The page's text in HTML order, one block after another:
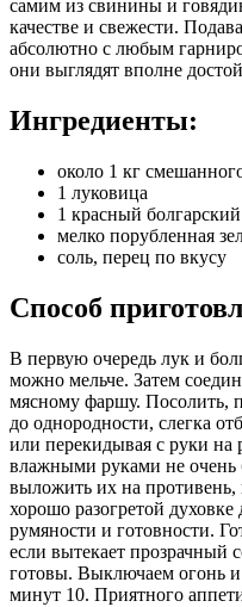
самим из свинины и
качестве и свежести.
абсолютно с любым
они выглядят вполне
Ингредиенты:
около 1 кг
1 луковица
1 красный
мелко порубленная
соль, перец по вкусу
Способ
В первую очередь лук и
можно мельче. Затем
мясному фаршу. Посолить,
до однородности, слегка
или перекидывая с руки на
влажными руками не очень
выложить их на противень,
хорошо разогретой
румяности и готовности.
если вытекает прозрачный
готовы. Выключаем огонь
минут 10. Приятного